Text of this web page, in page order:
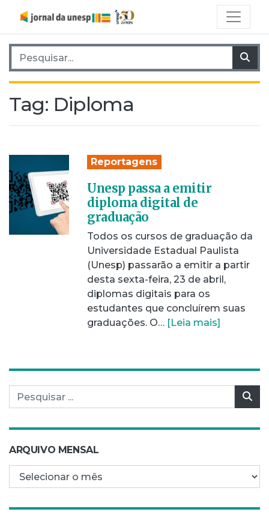
Pesquisar por:
Tag: Diploma
Reportagens
Unesp passa a emitir
diploma digital de
graduação
Todos os cursos de graduação da
Universidade Estadual Paulista
(Unesp) passarão a emitir a partir
desta sexta-feira, 23 de abril,
diplomas digitais para os
estudantes que concluírem suas
graduações. O… [Leia mais]
Pesquisar por:
ARQUIVO MENSAL
Arquivo mensal